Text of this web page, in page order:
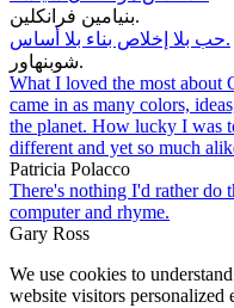
بنيامين فرانكلين.
حب بلا إخلاص بناء بلا أساس.
شوبنهاور.
What I loved the most about
came in as many colors,
the planet. How lucky I was
different and yet so much
Patricia Polacco
There's nothing I'd rather do
computer and rhyme.
Gary Ross
We use cookies to
website visitors